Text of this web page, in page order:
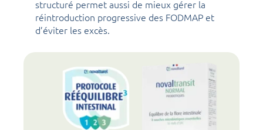
structuré permet aussi de mieux gérer la
réintroduction progressive des FODMAP et
d’éviter les excès.